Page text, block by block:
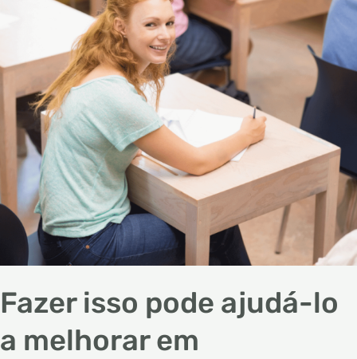
Fazer isso pode ajudá-lo
a melhorar em
melhorar
matemática